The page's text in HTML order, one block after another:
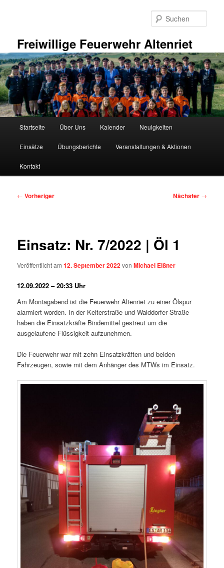
Freiwillige Feuerwehr Altenriet
Startseite Über Uns Kalender Neuigkeiten
Einsätze Übungsberichte Veranstaltungen & Aktionen
Kontakt
Beitragsnavigation
← Vorheriger Nächster →
Einsatz: Nr. 7/2022 | Öl 1
Veröffentlicht am12. September 2022vonMichael Eißner
12.09.2022 – 20:33 Uhr
Am Montagabend ist die Feuerwehr Altenriet zu einer Ölspur
alarmiert worden. In der Kelterstraße und Walddorfer Straße
haben die Einsatzkräfte Bindemittel gestreut um die
ausgelaufene Flüssigkeit aufzunehmen.
Die Feuerwehr war mit zehn Einsatzkräften und beiden
Fahrzeugen, sowie mit dem Anhänger des MTWs im Einsatz.